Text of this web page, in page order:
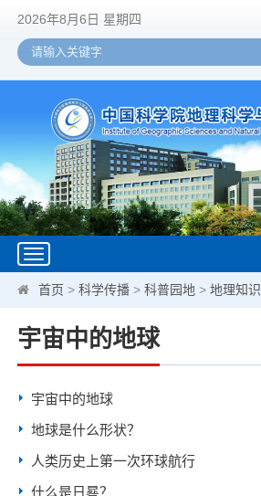
2026年8月6日 星期四
Toggle
navigation
首页 >科学传播 >科普园地 >地理知识
宇宙中的地球
宇宙中的地球
地球是什么形状？
人类历史上第一次环球航行
什么是日晷？